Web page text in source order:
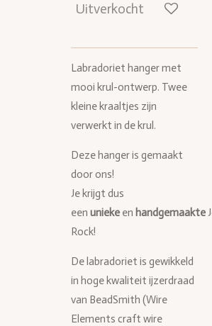
Uitverkocht
Labradoriet hanger met
mooi krul-ontwerp. Twee
kleine kraaltjes zijn
verwerkt in de krul.
Deze hanger is gemaakt
door ons!
Je krijgt dus
een unieke en handgemaakte
Rock!
De labradoriet is gewikkeld
in hoge kwaliteit ijzerdraad
van BeadSmith (Wire
Elements craft wire